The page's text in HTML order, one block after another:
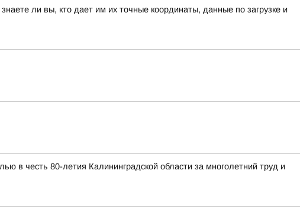
ли вы, кто дает им их точные координаты, данные по загрузке и
в честь 80-летия Калининградской области за многолетний труд и